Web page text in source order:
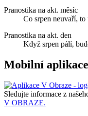
Pranostika na akt. měsíc
Co srpen neuvaří, to
Pranostika na akt. den
Když srpen pálí,
Mobilní aplikace
Sledujte informace z
V OBRAZE.